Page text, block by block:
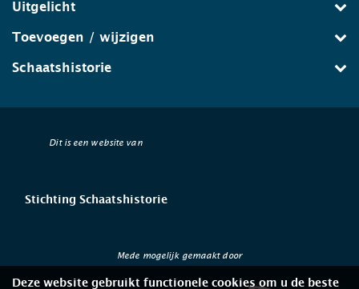
Uitgelicht
Toevoegen / wijzigen
Schaatshistorie
Dit is een website van
Stichting Schaatshistorie
Mede mogelijk gemaakt door
Deze website gebruikt functionele cookies om u de beste